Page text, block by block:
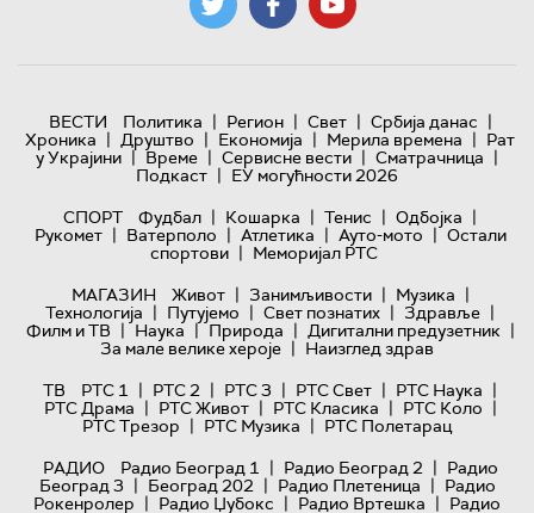
ВЕСТИ Политика | Регион | Свет | Србија данас |
Хроника | Друштво | Економија | Мерила времена | Рат
у Украјини | Време | Сервисне вести | Сматрачница |
Подкаст | ЕУ могућности 2026
СПОРТ
Фудбал | Кошарка | Тенис | Одбојка |
Рукомет | Ватерполо | Атлетика | Ауто-мото | Остали
спортови | Меморијал РТС
МАГАЗИН
Живот | Занимљивости | Музика |
Технологијa | Путујемо | Свет познатих | Здравље |
Филм и ТВ | Наука | Природа | Дигитални предузетник |
За мале велике хероје | Наизглед здрав
ТВ
РТС 1 | РТС 2 | РТС 3 | РТС Свет | РТС Наука |
РТС Драма | РТС Живот | РТС Класика | РТС Коло |
РТС Трезор | РТС Музика | РТС Полетарац
РАДИО
Радио Београд 1 | Радио Београд 2 | Радио
Београд 3 | Београд 202 | Радио Плетеница | Радио
Рокенролер | Радио Џубокс | Радио Вртешка | Радио